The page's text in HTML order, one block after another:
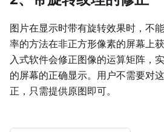
图片在显示时带有旋转效果时，不
率的方法在非正方形像素的屏幕上
入式软件会修正图像的运算矩阵，
的屏幕的正确显示。用户不需要对
正，只需提供原图即可。